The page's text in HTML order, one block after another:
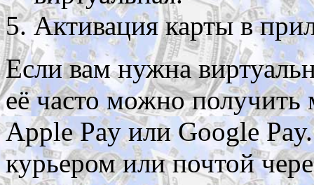
Активация карты в
Если вам нужна
её часто можно получить
Apple Pay или Google
курьером или почтой